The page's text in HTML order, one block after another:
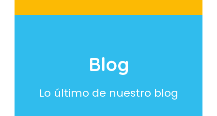
Blog
Lo último de nuestro blog